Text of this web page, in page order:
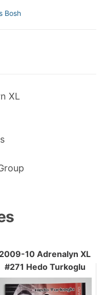
Bosh
XL
2009-10 Adrenalyn XL
#271 Hedo Turkoglu